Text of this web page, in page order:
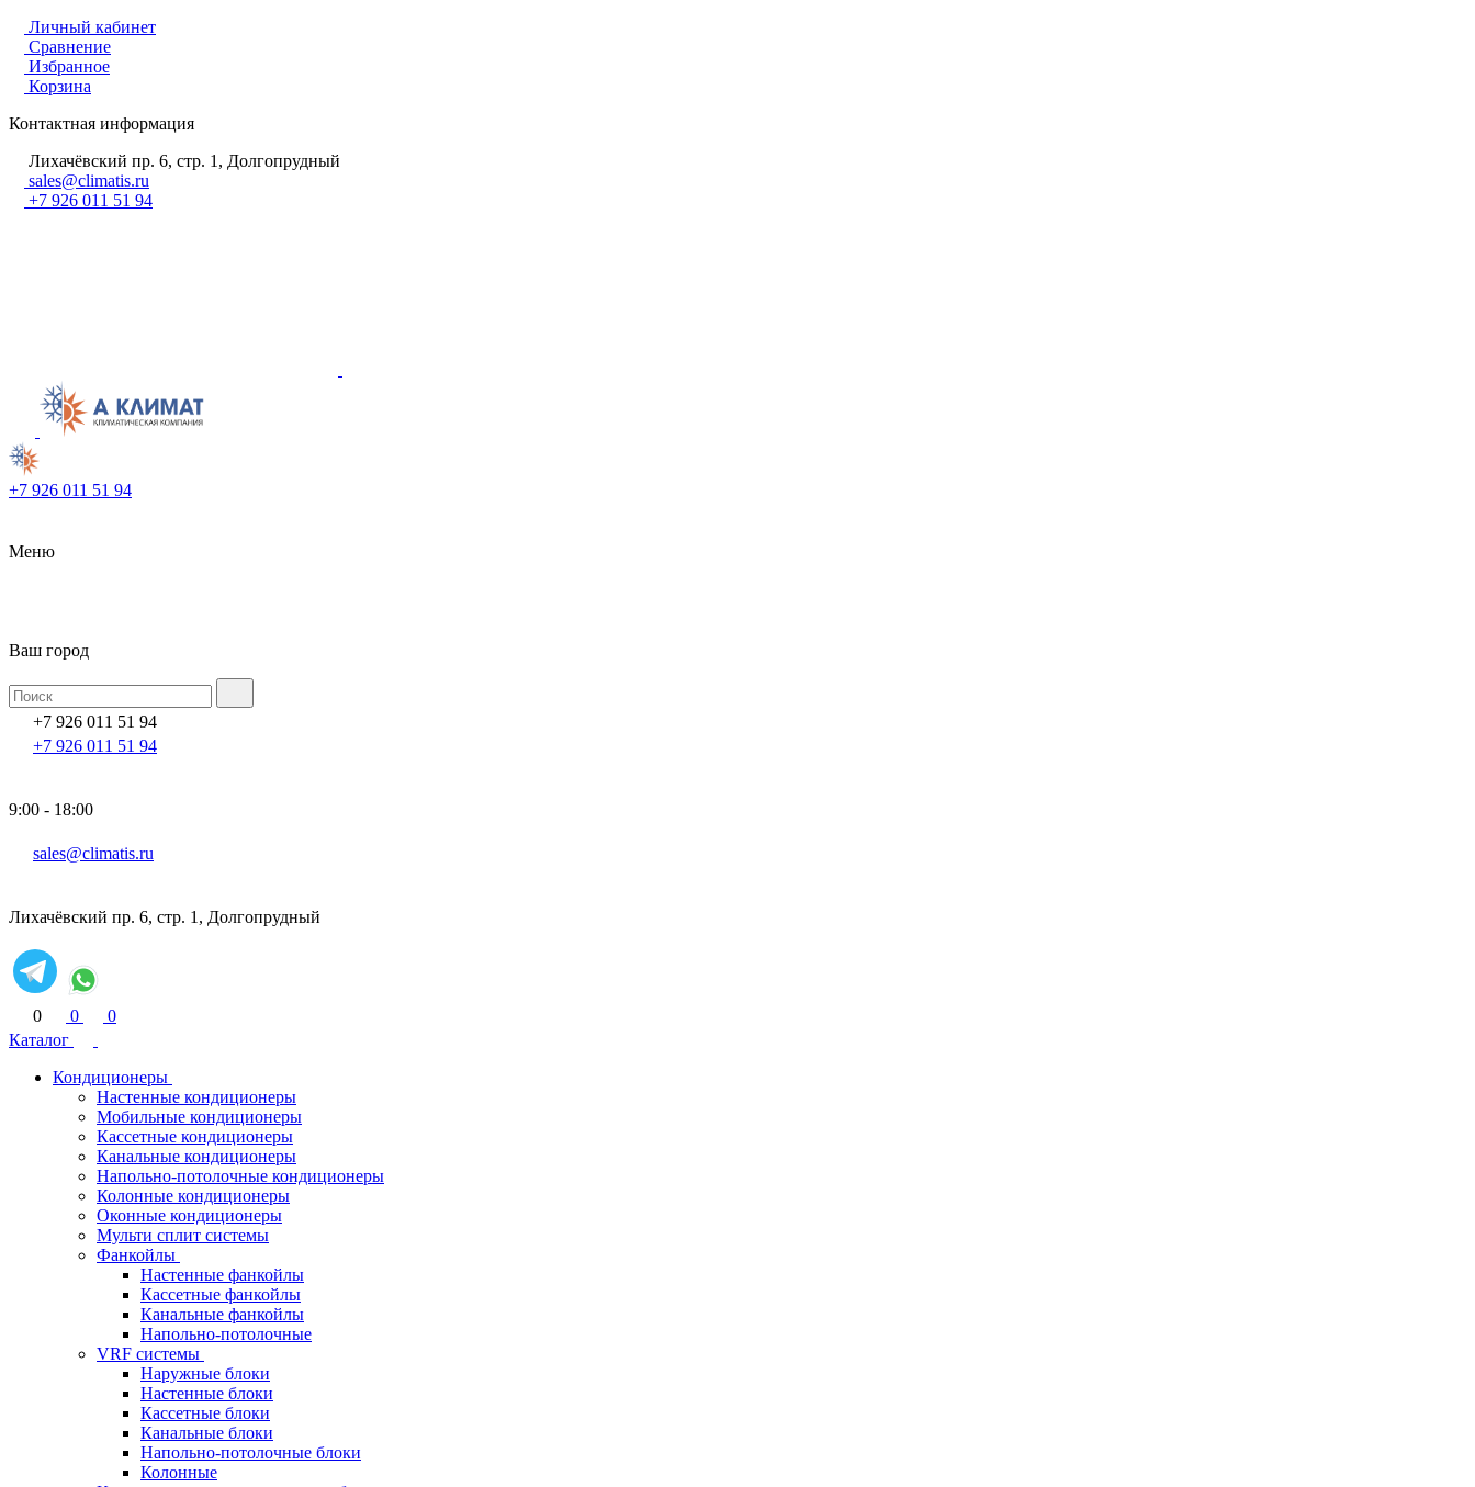
Личный кабинет
Сравнение
Избранное
Корзина
Контактная информация
Лихачёвский пр. 6, стр. 1, Долгопрудный
sales@climatis.ru
+7 926 011 51 94
+7 926 011 51 94
Меню
Ваш город
+7 926 011 51 94
+7 926 011 51 94
9:00 - 18:00
sales@climatis.ru
Лихачёвский пр. 6, стр. 1, Долгопрудный
0 0
0
Каталог
Кондиционеры
Настенные кондиционеры
Мобильные кондиционеры
Кассетные кондиционеры
Канальные кондиционеры
Напольно-потолочные кондиционеры
Колонные кондиционеры
Оконные кондиционеры
Мульти сплит системы
Фанкойлы
Настенные фанкойлы
Кассетные фанкойлы
Канальные фанкойлы
Напольно-потолочные
VRF системы
Наружные блоки
Настенные блоки
Кассетные блоки
Канальные блоки
Напольно-потолочные блоки
Колонные